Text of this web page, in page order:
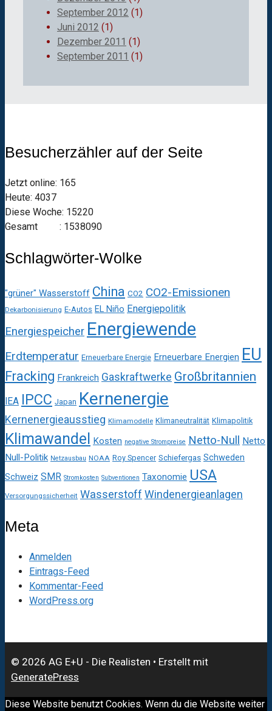
September 2012 (1)
Juni 2012 (1)
Dezember 2011 (1)
September 2011 (1)
Besucherzähler auf der Seite
Jetzt online: 165
Heute: 4037
Diese Woche: 15220
Gesamt : 1538090
Schlagwörter-Wolke
"grüner" Wasserstoff China CO2 CO2-Emissionen
Dekarbonisierung E-Autos EL Niño Energiepolitik
Energiespeicher Energiewende
Erdtemperatur Erneuerbare Energie Erneuerbare Energien EU
Fracking Frankreich Gaskraftwerke Großbritannien
IEA IPCC Japan Kernenergie
Kernenergieausstieg Klimamodelle Klimaneutralität Klimapolitik
Klimawandel Kosten negative Strompreise Netto-Null
Netto
Null-Politik Netzausbau NOAA Roy Spencer Schiefergas Schweden
Schweiz SMR Stromkosten Subventionen Taxonomie USA
Versorgungssicherheit Wasserstoff Windenergieanlagen
Meta
Anmelden
Eintrags-Feed
Kommentar-Feed
WordPress.org
© 2026 AG E+U - Die Realisten • Erstellt mit
GeneratePress
Diese Website benutzt Cookies. Wenn du die Website weiter